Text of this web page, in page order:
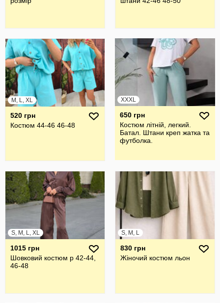
M, L, XL
520 грн
Костюм 44-46 46-48
XXXL
650 грн
Костюм літній, легкий.
Батал. Штани креп жатка та
футболка.
S, M, L, XL
1015 грн
Шовковий костюм р 42-44,
46-48
S, M, L
830 грн
Жіночий костюм льон